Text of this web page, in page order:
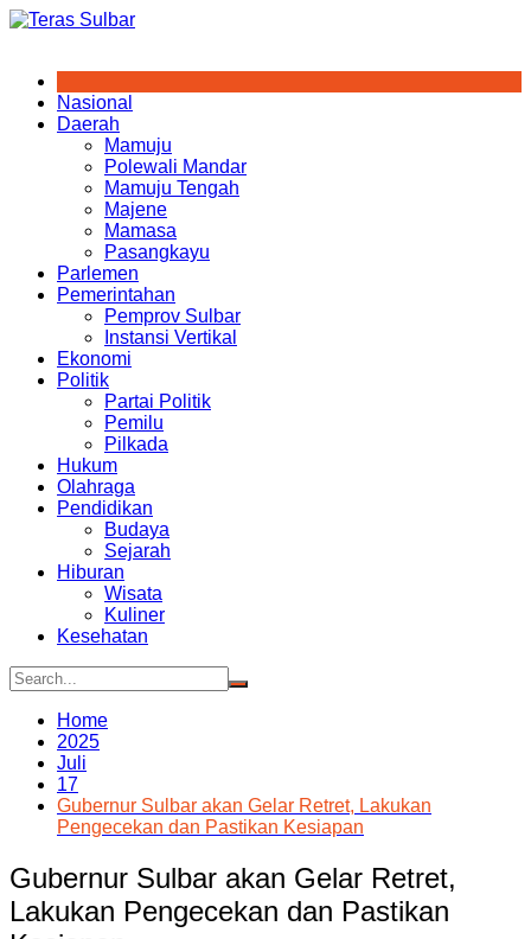
Skip
Nasional
Daerah
Mamuju
Polewali Mandar
Mamuju Tengah
Majene
Mamasa
Pasangkayu
Parlemen
Pemerintahan
Pemprov Sulbar
Instansi Vertikal
Ekonomi
Politik
Partai Politik
Pemilu
Pilkada
Hukum
Olahraga
Pendidikan
Budaya
Sejarah
Hiburan
Wisata
Kuliner
Kesehatan
Home
2025
Juli
17
Gubernur Sulbar akan Gelar Retret, Lakukan
Pengecekan dan Pastikan Kesiapan
Gubernur Sulbar akan Gelar Retret,
Lakukan Pengecekan dan Pastikan